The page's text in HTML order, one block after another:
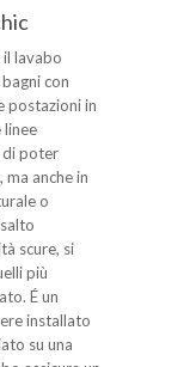
lavabo
con
postazioni in
linee
di poter
ma anche in
o
scure, si
più
É un
installato
su una